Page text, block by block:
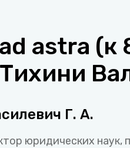
astra
Г. А.
юридических наук,